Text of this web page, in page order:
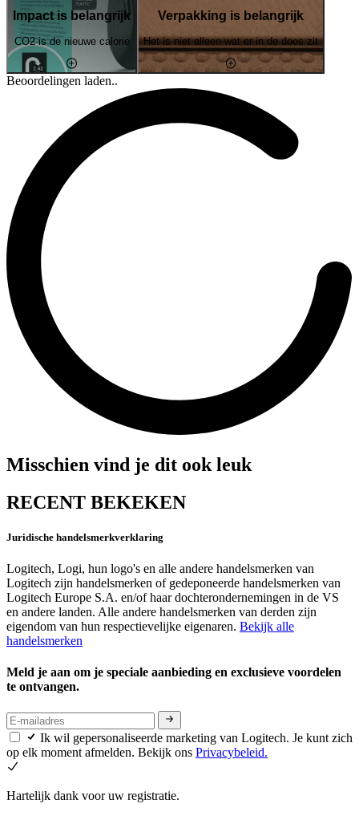
Impact is belangrijk
CO2 is de nieuwe calorie
Verpakking is belangrijk
Het is niet alleen wat er in de doos zit
Beoordelingen laden..
Misschien vind je dit ook leuk
RECENT BEKEKEN
Juridische handelsmerkverklaring
Logitech, Logi, hun logo's en alle andere handelsmerken van
Logitech zijn handelsmerken of gedeponeerde handelsmerken van
Logitech Europe S.A. en/of haar dochterondernemingen in de VS
en andere landen. Alle andere handelsmerken van derden zijn
eigendom van hun respectievelijke eigenaren. Bekijk alle
handelsmerken
Meld je aan om je speciale aanbieding en exclusieve voordelen
te ontvangen.
Ik wil gepersonaliseerde marketing van Logitech. Je kunt zich
op elk moment afmelden. Bekijk ons Privacybeleid.
Hartelijk dank voor uw registratie.